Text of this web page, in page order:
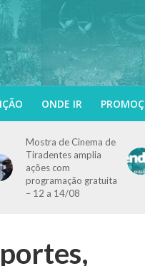
ONDE IR
Mostra de Cinema de
Tiradentes amplia
ações com
programação gratuita
– 12 a 14/08